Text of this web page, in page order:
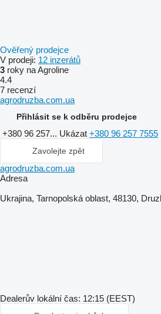
Ověřený prodejce
V prodeji: 12 inzerátů
3 roky na Agroline
4.4
7 recenzí
agrodruzba.com.ua
Přihlásit se k odběru prodejce
+380 96 257... Ukázat +380 96 257 7555
Zavolejte zpět
agrodruzba.com.ua
Adresa
Ukrajina, Tarnopolská oblast, 48130,
Dealerův lokální čas: 12:15 (EEST)